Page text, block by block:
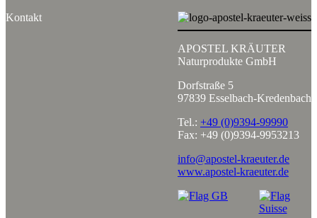
Kontakt
APOSTEL KRÄUTER
Naturprodukte GmbH
Dorfstraße 5
97839 Esselbach-Kredenbach
Tel.: +49 (0)9394-99990
Fax: +49 (0)9394-9953213
info@apostel-kraeuter.de
www.apostel-kraeuter.de